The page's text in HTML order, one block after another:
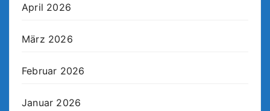
April 2026
März 2026
Februar 2026
Januar 2026